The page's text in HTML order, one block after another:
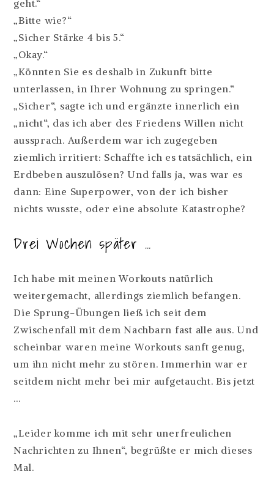
geht.“
„Bitte wie?“
„Sicher Stärke 4 bis 5.“
„Okay.“
„Könnten Sie es deshalb in Zukunft bitte
unterlassen, in Ihrer Wohnung zu springen.“
„Sicher“, sagte ich und ergänzte innerlich ein
„nicht“, das ich aber des Friedens Willen nicht
aussprach. Außerdem war ich zugegeben
ziemlich irritiert: Schaffte ich es tatsächlich, ein
Erdbeben auszulösen? Und falls ja, was war es
dann: Eine Superpower, von der ich bisher
nichts wusste, oder eine absolute Katastrophe?
Drei Wochen später …
Ich habe mit meinen Workouts natürlich
weitergemacht, allerdings ziemlich befangen.
Die Sprung-Übungen ließ ich seit dem
Zwischenfall mit dem Nachbarn fast alle aus. Und
scheinbar waren meine Workouts sanft genug,
um ihn nicht mehr zu stören. Immerhin war er
seitdem nicht mehr bei mir aufgetaucht. Bis jetzt
…
„Leider komme ich mit sehr unerfreulichen
Nachrichten zu Ihnen“, begrüßte er mich dieses
Mal.